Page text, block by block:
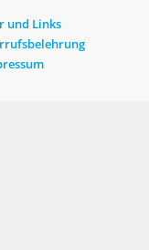
und Links